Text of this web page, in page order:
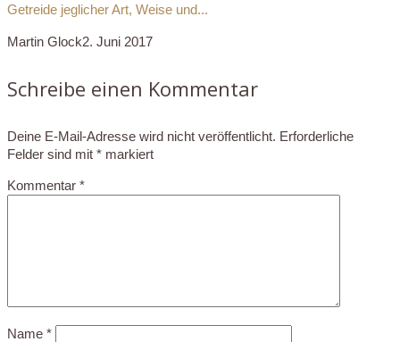
Getreide jeglicher Art, Weise und...
Martin Glock2. Juni 2017
Schreibe einen Kommentar
Deine E-Mail-Adresse wird nicht veröffentlicht. Erforderliche
Felder sind mit * markiert
Kommentar *
Name *